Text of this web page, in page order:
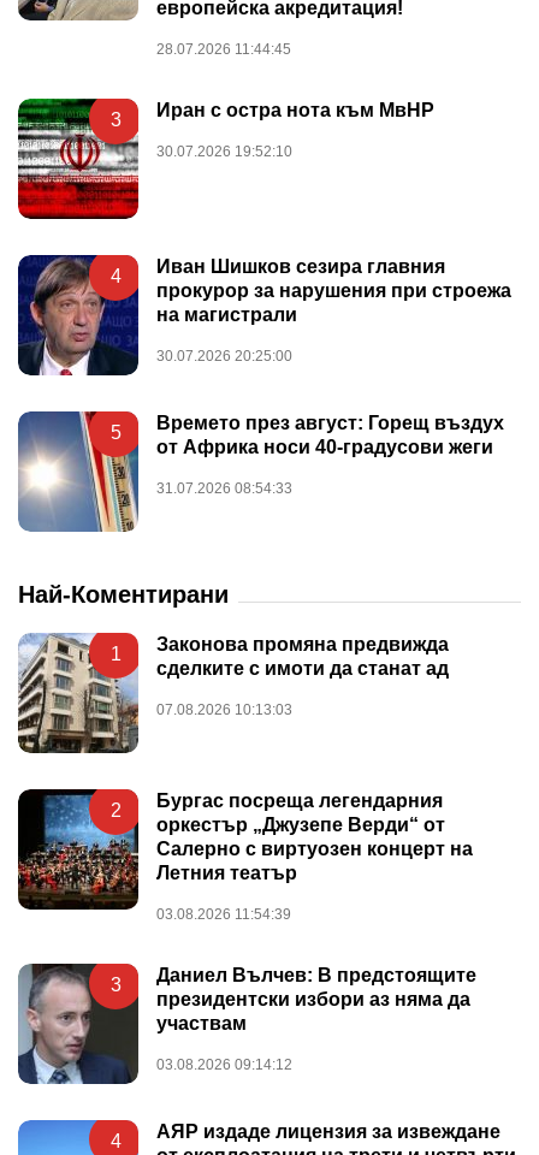
европейска акредитация!
28.07.2026 11:44:45
3 Иран с остра нота към МвНР
30.07.2026 19:52:10
4
Иван Шишков сезира главния
прокурор за нарушения при строежа
на магистрали
30.07.2026 20:25:00
5
Времето през август: Горещ въздух
от Африка носи 40-градусови жеги
31.07.2026 08:54:33
Най-Коментирани
1
Законова промяна предвижда
сделките с имоти да станат ад
07.08.2026 10:13:03
2
Бургас посреща легендарния
оркестър „Джузепе Верди“ от
Салерно с виртуозен концерт на
Летния театър
03.08.2026 11:54:39
3
Даниел Вълчев: В предстоящите
президентски избори аз няма да
участвам
03.08.2026 09:14:12
4
АЯР издаде лицензия за извеждане